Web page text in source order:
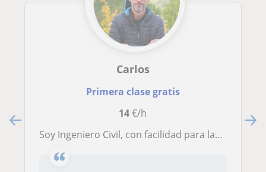
Carlos
Primera clase gratis
14€/h
Soy Ingeniero Civil, con facilidad para las Ciencias. Podría dar clases de refuerzo de matemáticas en educiación primaria y secund